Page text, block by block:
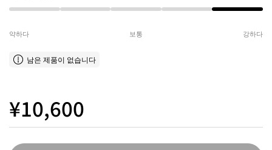
약하다 보통 강하다
남은 제품이 없습니다
¥10,600